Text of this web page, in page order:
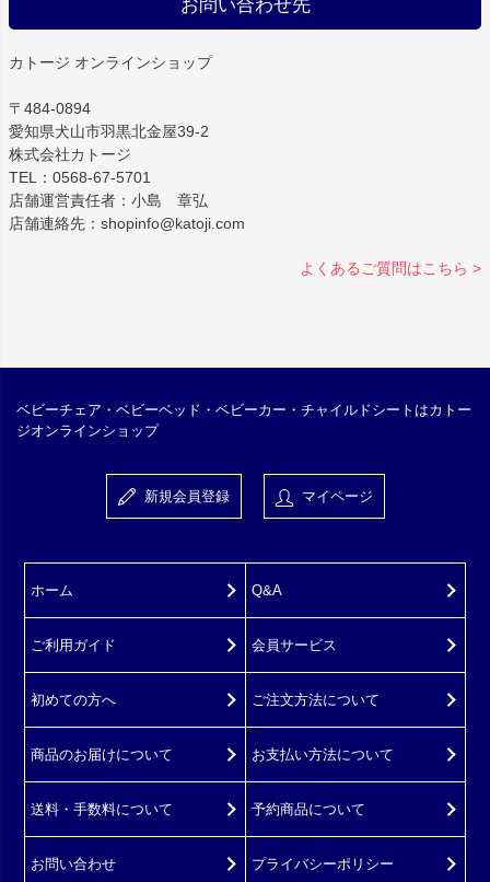
お問い合わせ先
カトージ オンラインショップ
〒484-0894
愛知県犬山市羽黒北金屋39-2
株式会社カトージ
TEL：0568-67-5701
店舗運営責任者：小島 章弘
店舗連絡先：shopinfo@katoji.com
よくあるご質問はこちら >
ベビーチェア・ベビーベッド・ベビーカー・チャイルドシートはカトー
ジオンラインショップ
新規会員登録 マイページ
ホーム
ご利用ガイド
初めての方へ
Q&A
会員サービス
ご注文方法について
商品のお届けについて お支払い方法について
送料・手数料について 予約商品について
お問い合わせ プライバシーポリシー